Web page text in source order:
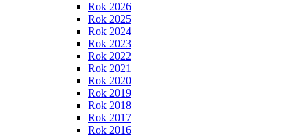
Rok 2026
Rok 2025
Rok 2024
Rok 2023
Rok 2022
Rok 2021
Rok 2020
Rok 2019
Rok 2018
Rok 2017
Rok 2016